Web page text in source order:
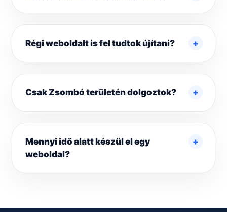
Régi weboldalt is fel tudtok újítani?
Csak Zsombó területén dolgoztok?
Mennyi idő alatt készül el egy
weboldal?